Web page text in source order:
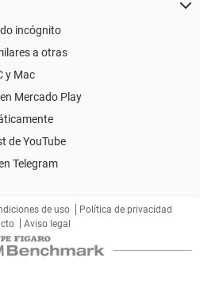
incógnito
a otras
y Mac
Mercado Play
de YouTube
Telegram
de uso
Política de privacidad
Aviso legal